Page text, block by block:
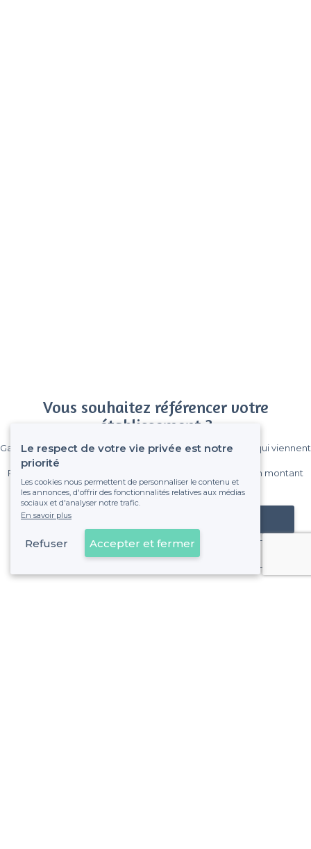
Vous souhaitez référencer votre
établissement ?
Gagnez de nombreux clients parmi le million de visiteurs qui viennent
Pas de commissions et sans engagement, vous payez un montant
fixe sans risque de voir déraper la facture.
Référencer mon établissement
Déjà client
Le respect de votre vie privée est notre
priorité
Les cookies nous permettent de personnaliser le contenu et
les annonces, d'offrir des fonctionnalités relatives aux médias
sociaux et d'analyser notre trafic.
En savoir plus
Refuser Accepter et fermer